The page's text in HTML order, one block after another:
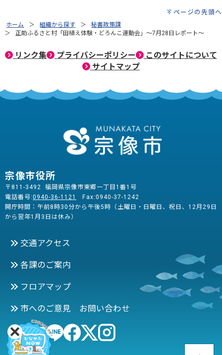
ページの先頭へ
ホーム 組織から探す
秘書政策課
正助ふるさと村「田植え体験・どろんこ運動会」～7月28日レポート～
リンク集 プライバシーポリシー
このサイトについて
サイトマップ
宗像市役所
〒811-3492 福岡県宗像市東郷一丁目1番1号
電話番号:0940-36-1121
Fax:0940-37-1242
開庁時間：午前8時30分から午後5時（土曜日・日曜日、祝日、12月29日
から翌年1月3日は休み）
交通アクセス
各課のご案内
フロアマップ
市へのご意見 お問い合わせ